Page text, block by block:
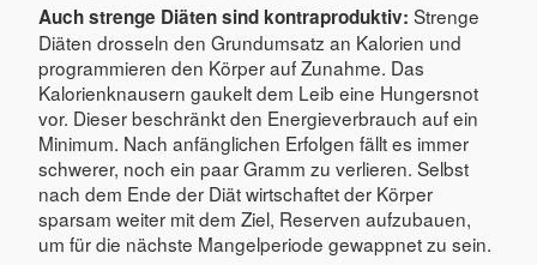
Auch strenge Diäten sind kontraproduktiv: Strenge
Diäten drosseln den Grundumsatz an Kalorien und
programmieren den Körper auf Zunahme. Das
Kalorienknausern gaukelt dem Leib eine Hungersnot
vor. Dieser beschränkt den Energieverbrauch auf ein
Minimum. Nach anfänglichen Erfolgen fällt es immer
schwerer, noch ein paar Gramm zu verlieren. Selbst
nach dem Ende der Diät wirtschaftet der Körper
sparsam weiter mit dem Ziel, Reserven aufzubauen,
um für die nächste Mangelperiode gewappnet zu sein.